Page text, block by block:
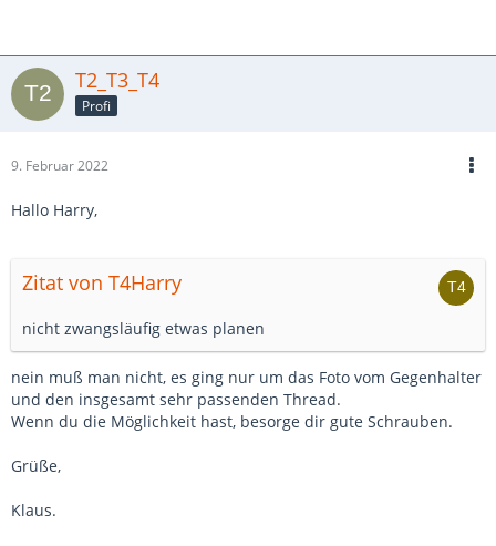
T2_T3_T4
Profi
9. Februar 2022
Hallo Harry,
Zitat von T4Harry
nicht zwangsläufig etwas planen
nein muß man nicht, es ging nur um das Foto vom Gegenhalter
und den insgesamt sehr passenden Thread.
Wenn du die Möglichkeit hast, besorge dir gute Schrauben.
Grüße,
Klaus.